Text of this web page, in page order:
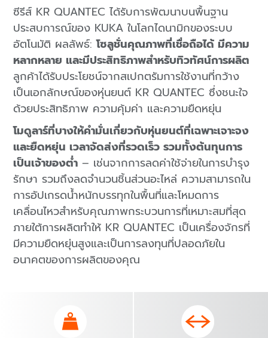
ซีรีส์ KR QUANTEC ได้รับการพัฒนาบนพื้นฐาน
ประสบการณ์ของ KUKA ในโลกไดนามิกของระบบ
อัตโนมัติ ผลลัพธ์:โซลูชั่นคุณภาพที่เชื่อถือได้ มีความ
หลากหลาย และมีประสิทธิภาพสำหรับทิวทัศน์การผลิต
ลูกค้าได้รับประโยชน์จากสเปกตรัมการใช้งานที่กว้าง
เป็นเอกลักษณ์ของหุ่นยนต์ KR QUANTEC ซึ่งชนะใจ
ด้วยประสิทธิภาพ ความคุ้มค่า และความยืดหยุ่น
โมดูลาร์ที่บางให้คำมั่นเกี่ยวกับหุ่นยนต์ที่เฉพาะเจาะจง
และยืดหยุ่น เวลาจัดส่งที่รวดเร็ว รวมทั้งต้นทุนการ
เป็นเจ้าของต่ำ – เช่นจากการลดค่าใช้จ่ายในการบำรุง
รักษา รวมถึงลดจำนวนชิ้นส่วนอะไหล่ ความสามารถใน
การอัปเกรดน้ำหนักบรรทุกในพื้นที่และโหมดการ
เคลื่อนไหวสำหรับคุณภาพกระบวนการที่เหมาะสมที่สุด
ภายใต้การผลิตทำให้ KR QUANTEC เป็นเครื่องจักรที่
มีความยืดหยุ่นสูงและเป็นการลงทุนที่ปลอดภัยใน
อนาคตของการผลิตของคุณ